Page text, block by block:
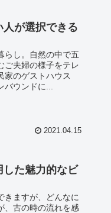
人が選択できる
らし。自然の中で五
ご夫婦の様子をテレ
家のゲストハウス
ウンドに...
2021.04.15
した魅力的なビ
きますが、どんなに
、古の時の流れを感